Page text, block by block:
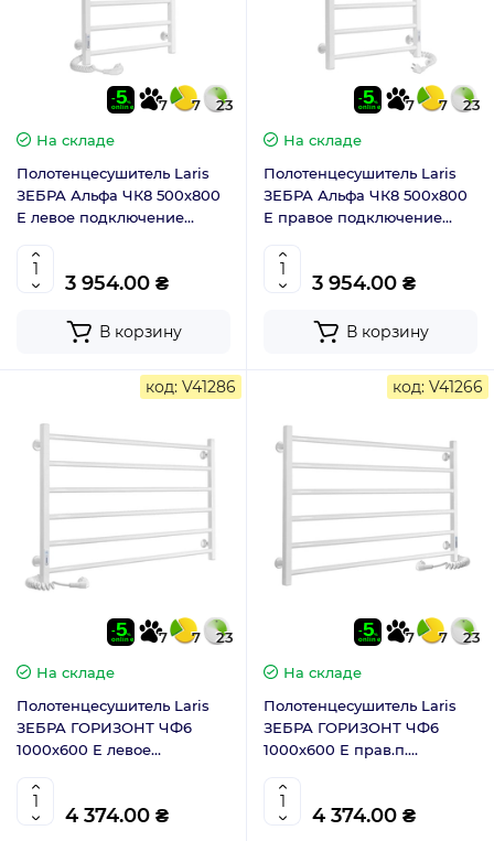
7 7
23
На складе
Полотенцесушитель Laris
ЗЕБРА Альфа ЧК8 500х800
E левое подключение
3 954.00 ₴
В корзину
7 7
23
На складе
Полотенцесушитель Laris
ЗЕБРА Альфа ЧК8 500х800
E правое подключение
3 954.00 ₴
В корзину
код: V41286
7 7
23
На складе
Полотенцесушитель Laris
ЗЕБРА ГОРИЗОНТ ЧФ6
1000х600 E левое
4 374.00 ₴
код: V41266
7 7
23
На складе
Полотенцесушитель Laris
ЗЕБРА ГОРИЗОНТ ЧФ6
1000х600 E прав.п.
4 374.00 ₴